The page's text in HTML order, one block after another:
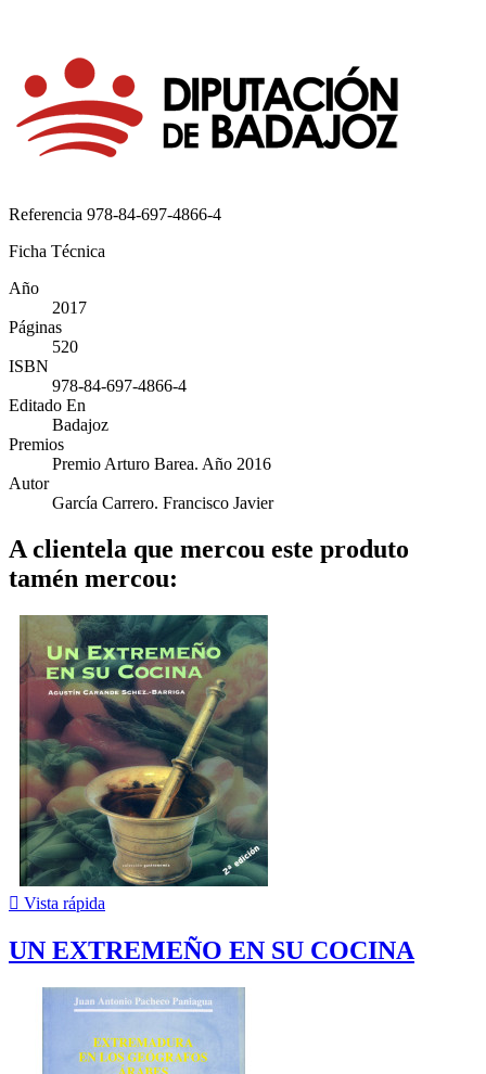
Referencia 978-84-697-4866-4
Ficha Técnica
Año
2017
Páginas
520
ISBN
978-84-697-4866-4
Editado En
Badajoz
Premios
Premio Arturo Barea. Año 2016
Autor
García Carrero. Francisco Javier
A clientela que mercou este produto
tamén mercou:
 Vista rápida
UN EXTREMEÑO EN SU COCINA